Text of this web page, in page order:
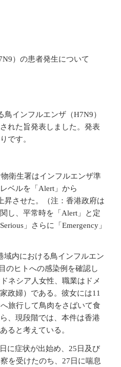
）の患者発生について
鳥インフルエンザ（H7N9）
れた旨発表しました。発表
です。
物衛生署はインフルエンザ準
ベルを「Alert」から
昇させた。（注：香港政府は
し、平常時を「Alert」と定
」さらに「Emergency」
域内における鳥インフルエン
のヒトへの感染例を確認し
ネシア人女性、職業はドメ
政婦）である。彼女には11
旅行して鳥肉をさばいて食
、現段階では、本件は香港
ると考えている。
に症状が出始め、25日及び
を受けたのち、27日に喘息